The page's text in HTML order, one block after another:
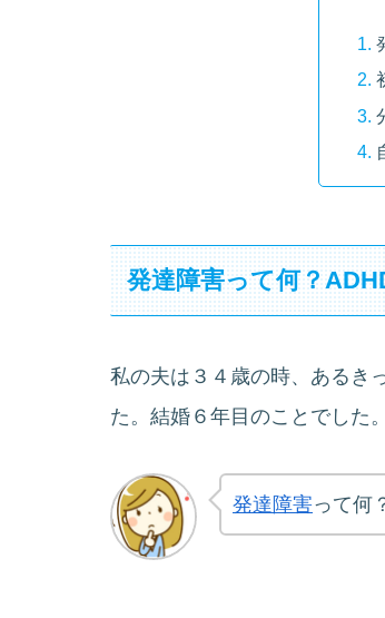
発達障害って何？
私の夫は３４歳の時、あるき
た。結婚６年目のことでした。
発達障害って何